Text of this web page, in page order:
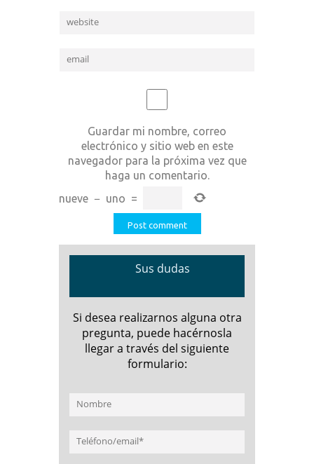
Guardar mi nombre, correo
electrónico y sitio web en este
navegador para la próxima vez que
haga un comentario.
nueve − uno =
Sus dudas
Si desea realizarnos alguna otra
pregunta, puede hacérnosla
llegar a través del siguiente
formulario: